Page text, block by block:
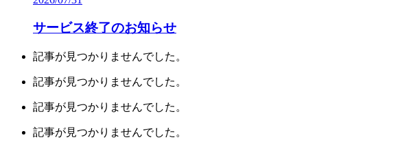
サービス終了のお知らせ
記事が見つかりませんでした。
記事が見つかりませんでした。
記事が見つかりませんでした。
記事が見つかりませんでした。